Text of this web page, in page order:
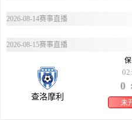
2026-08-14赛事直播
2026-08-15赛事直播
未
查洛摩利
0 :